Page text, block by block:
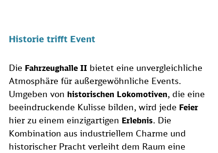
Historie trifft Event
Die Fahrzeughalle II bietet eine unvergleichliche
Atmosphäre für außergewöhnliche Events.
Umgeben von historischen Lokomotiven, die eine
beeindruckende Kulisse bilden, wird jede Feier
hier zu einem einzigartigen Erlebnis. Die
Kombination aus industriellem Charme und
historischer Pracht verleiht dem Raum eine